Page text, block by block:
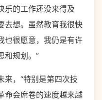
乐的工作还没来得及
去想。虽然教育我很快
也很愿意，我仍是有许
和规划。”
来，“特别是第四次技
命会席卷的速度越来越